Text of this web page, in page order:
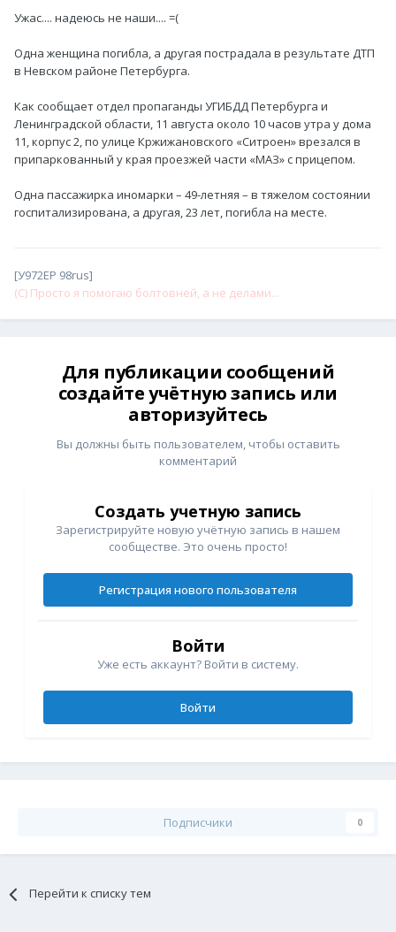
Ужас.... надеюсь не наши.... =(
Одна женщина погибла, а другая пострадала в результате ДТП
в Невском районе Петербурга.
Как сообщает отдел пропаганды УГИБДД Петербурга и
Ленинградской области, 11 августа около 10 часов утра у дома
11, корпус 2, по улице Кржижановского «Ситроен» врезался в
припаркованный у края проезжей части «МАЗ» с прицепом.
Одна пассажирка иномарки – 49-летняя – в тяжелом состоянии
госпитализирована, а другая, 23 лет, погибла на месте.
[У972ЕР 98rus]
(С) Просто я помогаю болтовней, а не делами...
Для публикации сообщений
создайте учётную запись или
авторизуйтесь
Вы должны быть пользователем, чтобы оставить
комментарий
Создать учетную запись
Зарегистрируйте новую учётную запись в нашем
сообществе. Это очень просто!
Регистрация нового пользователя
Войти
Уже есть аккаунт? Войти в систему.
Войти
Подписчики 0
Перейти к списку тем